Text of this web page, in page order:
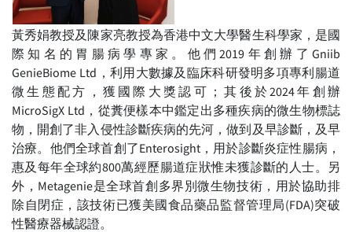
黃秀娟教授及陳家亮教授為香港中文大學醫生科學家，是國
際知名的胃腸病學專家。他們2019年創辦了Gniib
GenieBiome Ltd，利用大數據及臨床科研發明多項專利腸道
微生態配方，獲國際大獎認可；其後於2024年創辦
MicroSigX Ltd，從糞便樣本中鑑定出多種疾病的微生物標誌
物，開創了非入侵性診斷疾病的先河，做到及早診斷，及早
治療。他們全球首創了Enterosight，用於診斷炎症性腸病，
惠及每年全球約800萬經歷腸道症狀惟未獲診斷的人士。另
外，Metagenie是全球首創多界別微生物技術，用於協助排
除自閉症，該技術已獲美國食品藥品監督管理局(FDA)突破
性醫療器械認證。